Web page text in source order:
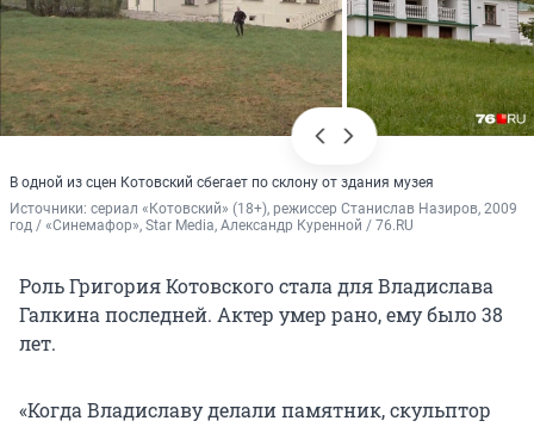
В одной из сцен Котовский сбегает по склону от здания музея
Источники: сериал «Котовский» (18+), режиссер Станислав Назиров, 2009
год / «Синемафор», Star Media, Александр Куренной / 76.RU
Роль Григория Котовского стала для Владислава
Галкина последней. Актер умер рано, ему было 38
лет.
«Когда Владиславу делали памятник, скульптор